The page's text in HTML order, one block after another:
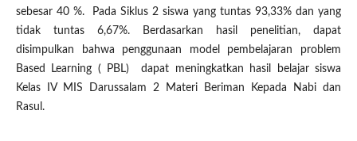
sebesar 40 %. Pada Siklus 2 siswa yang tuntas 93,33% dan yang
tidak tuntas 6,67%. Berdasarkan hasil penelitian, dapat
disimpulkan bahwa penggunaan model pembelajaran problem
Based Learning ( PBL) dapat meningkatkan hasil belajar siswa
Kelas IV MIS Darussalam 2 Materi Beriman Kepada Nabi dan
Rasul.